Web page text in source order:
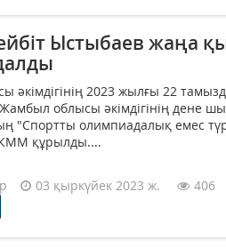
Ыстыбаев жаңа
әкімдігінің 2023 жылғы 22
облысы әкімдігінің дене
"Спортты олимпиадалық емес
құрылды....
03 қыркүйек 2023 ж. 406